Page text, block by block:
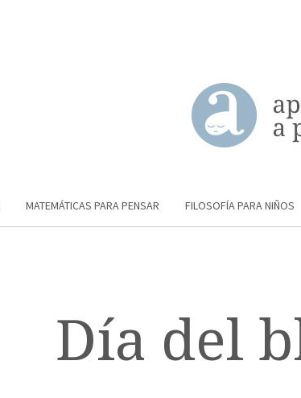
MATEMÁTICAS PARA PENSAR FILOSOFÍA PARA NIÑOS
Día del